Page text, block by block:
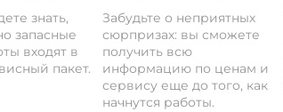
знать,
запасные
входят в
пакет.
Забудьте о неприятных
сюрпризах: вы сможете
получить всю
информацию по ценам и
сервису еще до того, как
начнутся работы.